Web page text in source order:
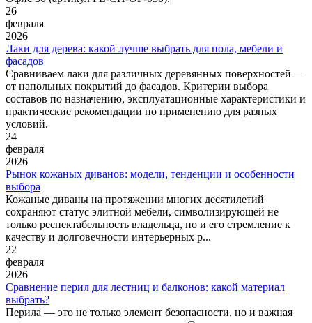
26
февраля
2026
Лаки для дерева: какой лучше выбрать для пола, мебели и
фасадов
Сравниваем лаки для различных деревянных поверхностей —
от напольных покрытий до фасадов. Критерии выбора
составов по назначению, эксплуатационные характеристики и
практические рекомендации по применению для разных
условий.
24
февраля
2026
Рынок кожаных диванов: модели, тенденции и особенности
выбора
Кожаные диваны на протяжении многих десятилетий
сохраняют статус элитной мебели, символизирующей не
только респектабельность владельца, но и его стремление к
качеству и долговечности интерьерных р...
22
февраля
2026
Сравнение перил для лестниц и балконов: какой материал
выбрать?
Перила — это не только элемент безопасности, но и важная